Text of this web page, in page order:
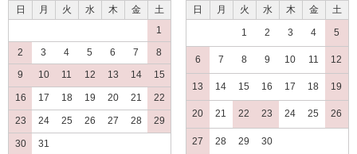
日 月 火 水 木 金
土
1
2
3 4 5 6 7
8
9
10 11 12 13 14 15
16 17 18 19 20 21 22
23 24 25 26 27 28 29
30 31
日 月 火 水 木 金 土
1 2 3 4 5
6 7 8 9 10 11 12
13 14 15 16 17 18 19
20 21 22 23 24 25 26
27 28 29 30